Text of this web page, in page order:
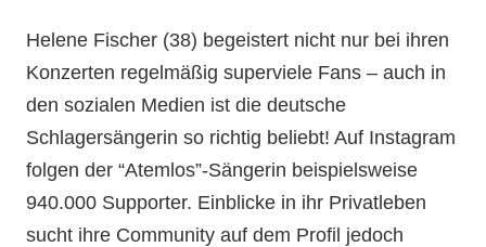
Helene Fischer (38) begeistert nicht nur bei ihren
Konzerten regelmäßig superviele Fans – auch in
den sozialen Medien ist die deutsche
Schlagersängerin so richtig beliebt! Auf Instagram
folgen der “Atemlos”-Sängerin beispielsweise
940.000 Supporter. Einblicke in ihr Privatleben
sucht ihre Community auf dem Profil jedoch